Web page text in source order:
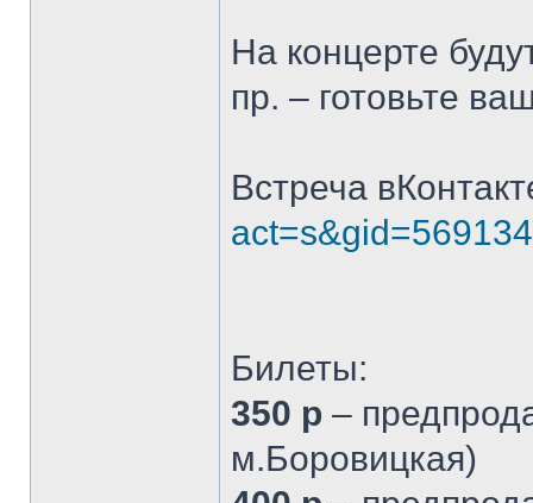
На концерте
пр. – готовьте
Встреча
Билеты:
350 р –
м.Боровицкая)